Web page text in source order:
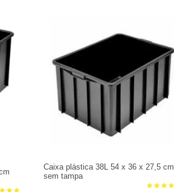
Caixa plástica 38L 54 x 36 x 27,5 cm
sem tampa